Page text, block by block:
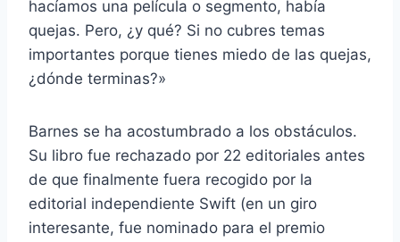
hacíamos una película o segmento, había
quejas. Pero, ¿y qué? Si no cubres temas
importantes porque tienes miedo de las quejas,
¿dónde terminas?»
Barnes se ha acostumbrado a los obstáculos.
Su libro fue rechazado por 22 editoriales antes
de que finalmente fuera recogido por la
editorial independiente Swift (en un giro
interesante, fue nominado para el premio